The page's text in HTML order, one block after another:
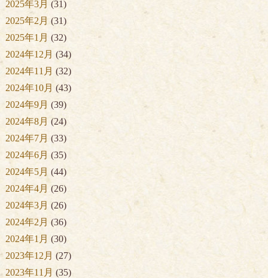
2025年3月 (31)
2025年2月 (31)
2025年1月 (32)
2024年12月 (34)
2024年11月 (32)
2024年10月 (43)
2024年9月 (39)
2024年8月 (24)
2024年7月 (33)
2024年6月 (35)
2024年5月 (44)
2024年4月 (26)
2024年3月 (26)
2024年2月 (36)
2024年1月 (30)
2023年12月 (27)
2023年11月 (35)